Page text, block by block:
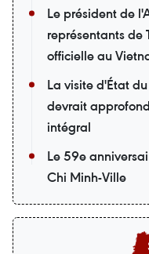
Le président de
représentants de
officielle au
La visite d'État
devrait
intégral
Le 59e
Chi Minh-Ville